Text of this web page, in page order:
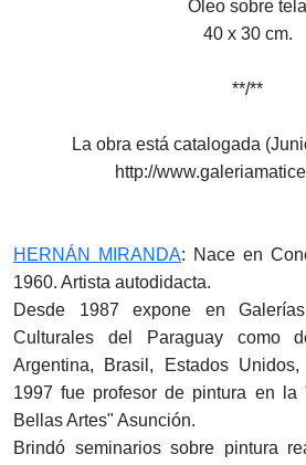
Óleo sobre tela
40 x 30 cm.
**/**
La obra está catalogada
http://
HERNÁN MIRANDA: Nace en
1960. Artista autodidacta.
Desde 1987 expone en
Culturales del Paraguay como
Argentina, Brasil, Estados
1997 fue profesor de pintura en la
Bellas Artes" Asunción.
Brindó seminarios sobre pintura